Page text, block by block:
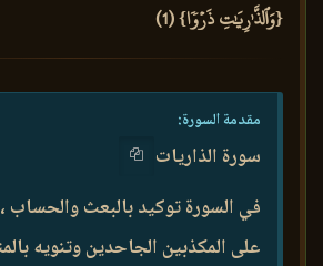
{وَٱلذَّـٰرِيَٰتِ ذَرۡوٗا} (1)
مقدمة السورة:
سورة الذاريات
في السورة توكيد بالبعث والحساب
على المكذبين الجاحدين وتنويه